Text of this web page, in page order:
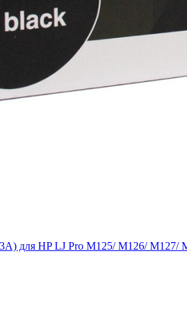
для HP LJ Pro M125/ M126/ M127/